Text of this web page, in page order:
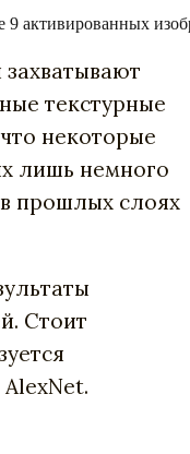
9 активированных
текстурные
некоторые
лишь немного
прошлых слоях
Стоит
AlexNet.